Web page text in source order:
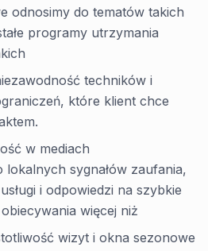
odnosimy do tematów takich
programy utrzymania
techników i
które klient chce
w mediach
lokalnych sygnałów zaufania,
i odpowiedzi na szybkie
więcej niż
wizyt i okna sezonowe